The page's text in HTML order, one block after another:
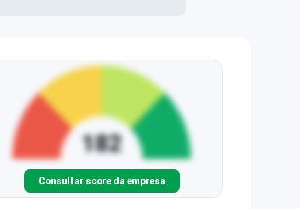
Consultar score da empresa